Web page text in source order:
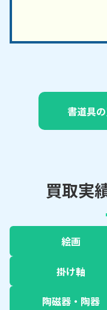
書道具
買取実
絵画
掛け軸
陶磁器・陶器